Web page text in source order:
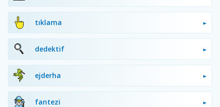
tıklama
dedektif
ejderha
fantezi